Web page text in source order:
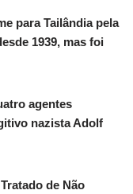
para Tailândia pela
1939, mas foi
agentes
nazista Adolf
de Não